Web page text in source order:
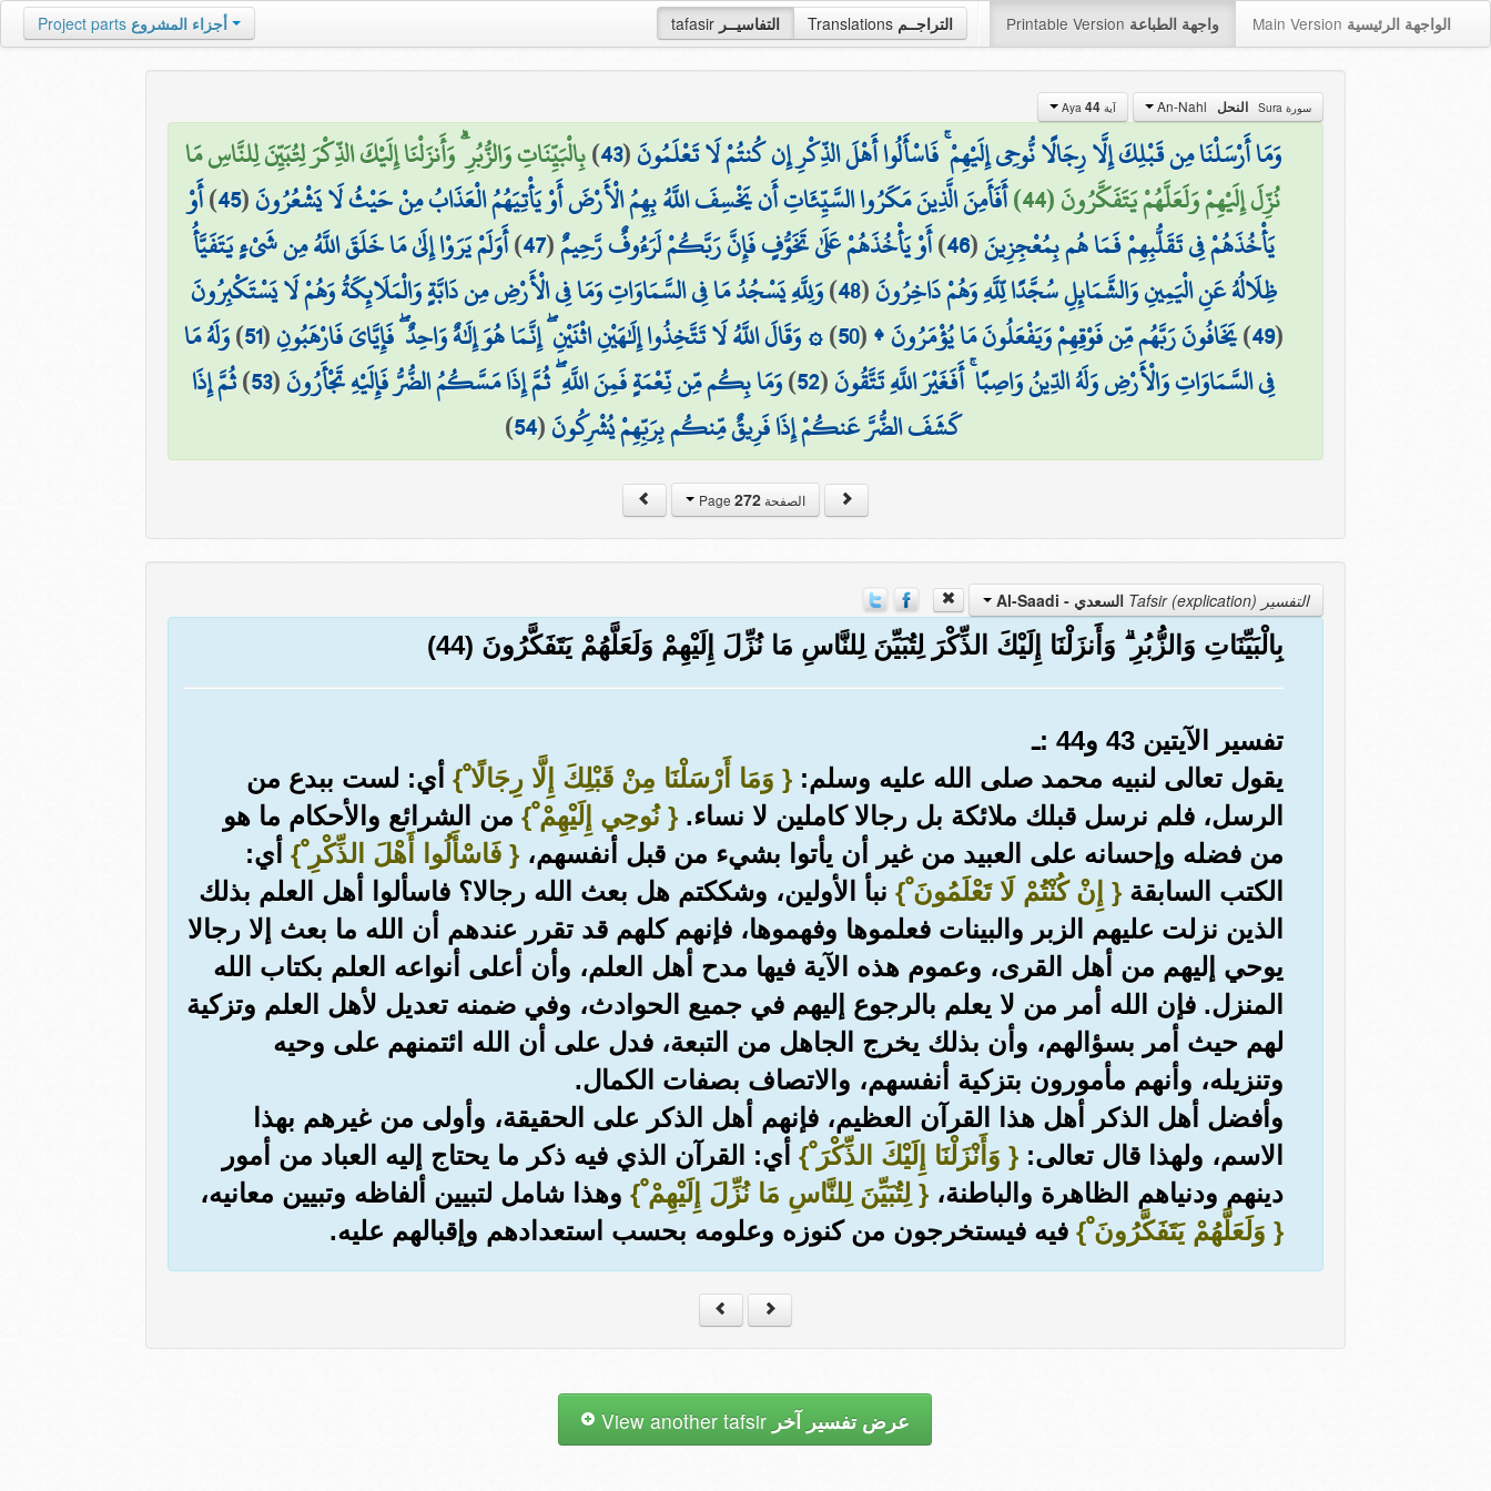
tafasir التفاسيــر Translations التراجــم Printable Version واجهة الطباعة Main Version الواجهة الرئيسية Project parts أجزاء المشروع
سورة Sura النحل آية Aya 44
وَمَا أَرْسَلْنَا مِن قَبْلِكَ إِلَّا رِجَالًا نُّوحِي إِلَيْهِمْ ۚ فَاسْأَلُوا أَهْلَ الذِّكْرِ إِن كُنتُمْ لَا تَعْلَمُونَ(
43
)بِالْبَيِّنَاتِ وَالزُّبُرِ ۗ وَأَنزَلْنَا إِلَيْكَ الذِّكْرَ لِتُبَيِّنَ لِلنَّاسِ مَا
نُزِّلَ إِلَيْهِمْ وَلَعَلَّهُمْ يَتَفَكَّرُونَ (44)
أَفَأَمِنَ الَّذِينَ مَكَرُوا السَّيِّئَاتِ أَن يَخْسِفَ اللَّهُ بِهِمُ الْأَرْضَ أَوْ يَأْتِيَهُمُ الْعَذَابُ مِنْ حَيْثُ لَا يَشْعُرُونَ(
45
)أَوْ
يَأْخُذَهُمْ فِي تَقَلُّبِهِمْ فَمَا هُم بِمُعْجِزِينَ(
46
)أَوْ يَأْخُذَهُمْ عَلَىٰ تَخَوُّفٍ فَإِنَّ رَبَّكُمْ لَرَءُوفٌ رَّحِيمٌ(
47
)أَوَلَمْ يَرَوْا إِلَىٰ مَا خَلَقَ اللَّهُ مِن شَيْءٍ يَتَفَيَّأُ
ظِلَالُهُ عَنِ الْيَمِينِ وَالشَّمَائِلِ سُجَّدًا لِّلَّهِ وَهُمْ دَاخِرُونَ(
48
)وَلِلَّهِ يَسْجُدُ مَا فِي السَّمَاوَاتِ وَمَا فِي الْأَرْضِ مِن دَابَّةٍ وَالْمَلَائِكَةُ وَهُمْ لَا يَسْتَكْبِرُونَ
(
49
)يَخَافُونَ رَبَّهُم مِّن فَوْقِهِمْ وَيَفْعَلُونَ مَا يُؤْمَرُونَ ۩(
50
)۞ وَقَالَ اللَّهُ لَا تَتَّخِذُوا إِلَٰهَيْنِ اثْنَيْنِ ۖ إِنَّمَا هُوَ إِلَٰهٌ وَاحِدٌ ۖ فَإِيَّايَ فَارْهَبُونِ(
51
)وَلَهُ مَا
فِي السَّمَاوَاتِ وَالْأَرْضِ وَلَهُ الدِّينُ وَاصِبًا ۚ أَفَغَيْرَ اللَّهِ تَتَّقُونَ(
52
)وَمَا بِكُم مِّن نِّعْمَةٍ فَمِنَ اللَّهِ ۖ ثُمَّ إِذَا مَسَّكُمُ الضُّرُّ فَإِلَيْهِ تَجْأَرُونَ(
53
)ثُمَّ إِذَا
كَشَفَ الضُّرَّ عَنكُمْ إِذَا فَرِيقٌ مِّنكُم بِرَبِّهِمْ يُشْرِكُونَ(
54
)
الصفحة Page272
التفسير Tafsir (explication) السعدي - Al-Saadi
بِالْبَيِّنَاتِ وَالزُّبُرِ ۗ وَأَنزَلْنَا إِلَيْكَ الذِّكْرَ لِتُبَيِّنَ لِلنَّاسِ مَا نُزِّلَ إِلَيْهِمْ وَلَعَلَّهُمْ يَتَفَكَّرُونَ (44)
تفسير الآيتين 43 و44 :ـ
يقول تعالى لنبيه محمد صلى الله عليه وسلم: { وَمَا أَرْسَلْنَا مِنْ قَبْلِكَ إِلَّا رِجَالًا ْ} أي: لست ببدع من
الرسل، فلم نرسل قبلك ملائكة بل رجالا كاملين لا نساء. { نُوحِي إِلَيْهِمْ ْ} من الشرائع والأحكام ما هو
من فضله وإحسانه على العبيد من غير أن يأتوا بشيء من قبل أنفسهم، { فَاسْأَلُوا أَهْلَ الذِّكْرِ ْ} أي:
الكتب السابقة { إِنْ كُنْتُمْ لَا تَعْلَمُونَ ْ} نبأ الأولين، وشككتم هل بعث الله رجالا؟ فاسألوا أهل العلم بذلك
الذين نزلت عليهم الزبر والبينات فعلموها وفهموها، فإنهم كلهم قد تقرر عندهم أن الله ما بعث إلا رجالا
يوحي إليهم من أهل القرى، وعموم هذه الآية فيها مدح أهل العلم، وأن أعلى أنواعه العلم بكتاب الله
المنزل. فإن الله أمر من لا يعلم بالرجوع إليهم في جميع الحوادث، وفي ضمنه تعديل لأهل العلم وتزكية
لهم حيث أمر بسؤالهم، وأن بذلك يخرج الجاهل من التبعة، فدل على أن الله ائتمنهم على وحيه
وتنزيله، وأنهم مأمورون بتزكية أنفسهم، والاتصاف بصفات الكمال.
وأفضل أهل الذكر أهل هذا القرآن العظيم، فإنهم أهل الذكر على الحقيقة، وأولى من غيرهم بهذا
الاسم، ولهذا قال تعالى: { وَأَنْزَلْنَا إِلَيْكَ الذِّكْرَ ْ} أي: القرآن الذي فيه ذكر ما يحتاج إليه العباد من أمور
دينهم ودنياهم الظاهرة والباطنة، { لِتُبَيِّنَ لِلنَّاسِ مَا نُزِّلَ إِلَيْهِمْ ْ} وهذا شامل لتبيين ألفاظه وتبيين معانيه،
{ وَلَعَلَّهُمْ يَتَفَكَّرُونَ ْ} فيه فيستخرجون من كنوزه وعلومه بحسب استعدادهم وإقبالهم عليه.
عرض تفسير آخر